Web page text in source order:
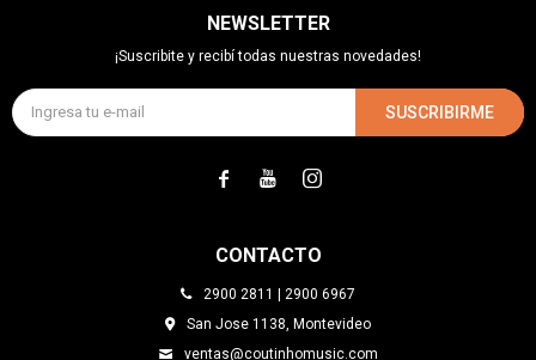
CONTACTO
2900 2811 | 2900 6967
San Jose 1138, Montevideo
ventas@coutinhomusic.com
NEWSLETTER
¡Suscribite y recibí todas nuestras novedades!
SUSCRIBIRME
  